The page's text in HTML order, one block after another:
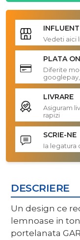
INFLUENT
Vedeti aici
PLATA
Diferite
LIVRARE
Asiguram
rapizi
SCRIE-NE
Ia legatura
DESCRIERE
Un design ce
lemnoase in
portelanata